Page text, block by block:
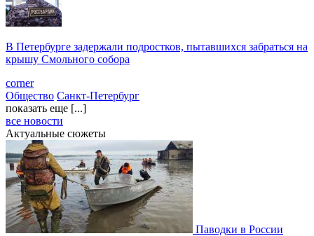
В Петербурге задержали подростков, пытавшихся забраться на
крышу Смольного собора
corner
Общество Санкт-Петербург
показать еще [...]
все новости
Актуальные сюжеты
Паводки в России